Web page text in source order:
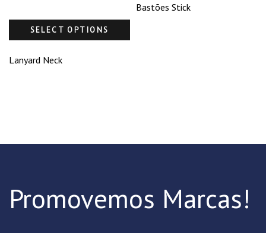
SELECT OPTIONS
Lanyard Neck
Bastões Stick
Promovemos Marcas!